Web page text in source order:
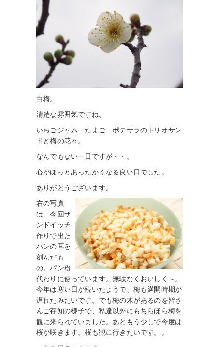
白梅。
清楚な雰囲気ですね。
いちごジャム・たまご・ポテサラのトリオサン
ドと梅の花々。
なんでもない一日ですが・・。
心がほっとあったかくなる良い日でした。
ありがとうございます。
右の写真
は、今回サ
ンドイッチ
作りで出た
パンの耳を
刻んだも
の。パン粉
代わりに使っています。無駄なくおいしく～。
今年は寒い日が続いたようで、梅も満開時期が
遅れたみたいです。でも梅の木があるのを皆さ
んご存知の様子で、私達以外にもちらほら梅を
観に来られていました。あともう少しで今度は
桜が咲きます。桜も観に行きたいです。。